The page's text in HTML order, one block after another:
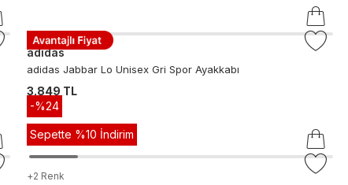
adidas
adidas Jabbar Lo Unisex Gri Spor Ayakkabı
3.849 TL
-%24
Sepette %10 İndirim
+2 Renk